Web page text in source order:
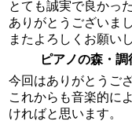
とても誠実で良かっ
ありがとうございまし
またよろしくお願い
ピアノの森・
今回はありがとうご
これからも音楽的に
ければと思います。